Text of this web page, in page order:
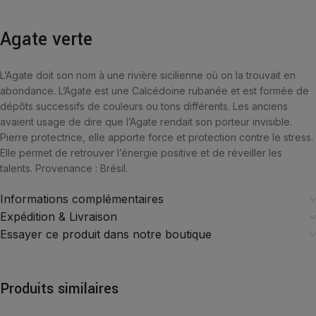
Agate verte
L’Agate doit son nom à une rivière sicilienne où on la trouvait en
abondance. L’Agate est une Calcédoine rubanée et est formée de
dépôts successifs de couleurs ou tons différents. Les anciens
avaient usage de dire que l’Agate rendait son porteur invisible.
Pierre protectrice, elle apporte force et protection contre le stress.
Elle permet de retrouver l’énergie positive et de réveiller les
talents. Provenance : Brésil.
Informations complémentaires
Expédition & Livraison
Essayer ce produit dans notre boutique
Produits similaires